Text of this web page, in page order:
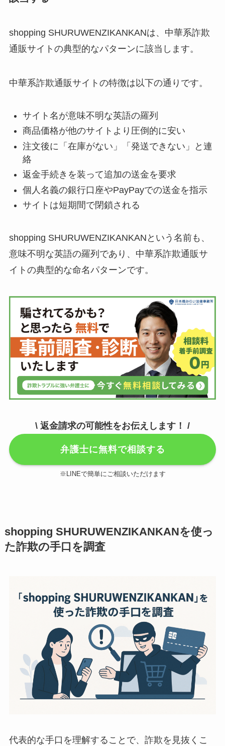
shopping SHURUWENZIKANKANは、中華系詐欺
通販サイトの典型的なパターンに該当します。
中華系詐欺通販サイトの特徴は以下の通りです。
サイト名が意味不明な英語の羅列
商品価格が他のサイトより圧倒的に安い
注文後に「在庫がない」「発送できない」と連
絡
返金手続きを装って追加の送金を要求
個人名義の銀行口座やPayPayでの送金を指示
サイトは短期間で閉鎖される
shopping SHURUWENZIKANKANという名前も、
意味不明な英語の羅列であり、中華系詐欺通販サ
イトの典型的な命名パターンです。
\ 返金請求の可能性をお伝えします！ /
弁護士に無料で相談する
※LINEで簡単にご相談いただけます
shopping SHURUWENZIKANKANを使っ
た詐欺の手口を調査
代表的な手口を理解することで、詐欺を見抜くこ